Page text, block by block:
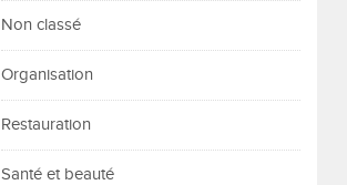
Non classé
Organisation
Restauration
Santé et beauté